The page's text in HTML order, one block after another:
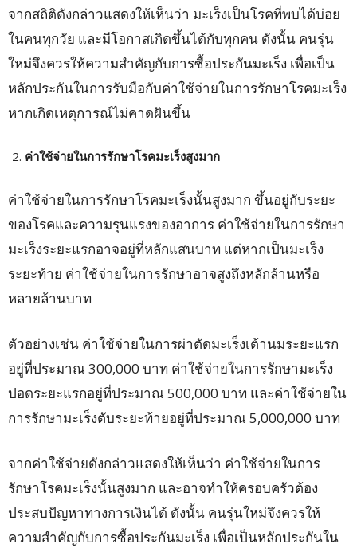
จากสถิติดังกล่าวแสดงให้เห็นว่า มะเร็งเป็นโรคที่พบได้บ่อย
ในคนทุกวัย และมีโอกาสเกิดขึ้นได้กับทุกคน ดังนั้น คนรุ่น
ใหม่จึงควรให้ความสำคัญกับการซื้อประกันมะเร็ง เพื่อเป็น
หลักประกันในการรับมือกับค่าใช้จ่ายในการรักษาโรคมะเร็ง
หากเกิดเหตุการณ์ไม่คาดฝันขึ้น
ค่าใช้จ่ายในการรักษาโรคมะเร็งสูงมาก
ค่าใช้จ่ายในการรักษาโรคมะเร็งนั้นสูงมาก ขึ้นอยู่กับระยะ
ของโรคและความรุนแรงของอาการ ค่าใช้จ่ายในการรักษา
มะเร็งระยะแรกอาจอยู่ที่หลักแสนบาท แต่หากเป็นมะเร็ง
ระยะท้าย ค่าใช้จ่ายในการรักษาอาจสูงถึงหลักล้านหรือ
หลายล้านบาท
ตัวอย่างเช่น ค่าใช้จ่ายในการผ่าตัดมะเร็งเต้านมระยะแรก
อยู่ที่ประมาณ 300,000 บาท ค่าใช้จ่ายในการรักษามะเร็ง
ปอดระยะแรกอยู่ที่ประมาณ 500,000 บาท และค่าใช้จ่ายใน
การรักษามะเร็งตับระยะท้ายอยู่ที่ประมาณ 5,000,000 บาท
จากค่าใช้จ่ายดังกล่าวแสดงให้เห็นว่า ค่าใช้จ่ายในการ
รักษาโรคมะเร็งนั้นสูงมาก และอาจทำให้ครอบครัวต้อง
ประสบปัญหาทางการเงินได้ ดังนั้น คนรุ่นใหม่จึงควรให้
ความสำคัญกับการซื้อประกันมะเร็ง เพื่อเป็นหลักประกันใน